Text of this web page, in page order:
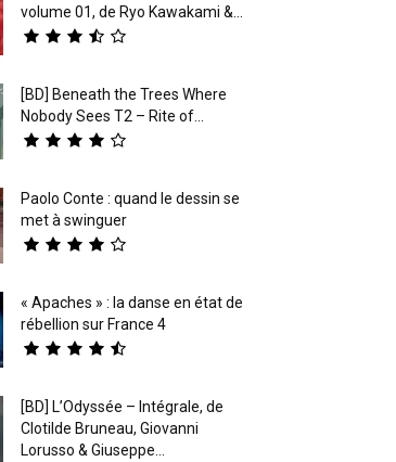
volume 01, de Ryo Kawakami &...
[BD] Beneath the Trees Where
Nobody Sees T2 – Rite of...
Paolo Conte : quand le dessin se
met à swinguer
« Apaches » : la danse en état de
rébellion sur France 4
[BD] L’Odyssée – Intégrale, de
Clotilde Bruneau, Giovanni
Lorusso & Giuseppe...